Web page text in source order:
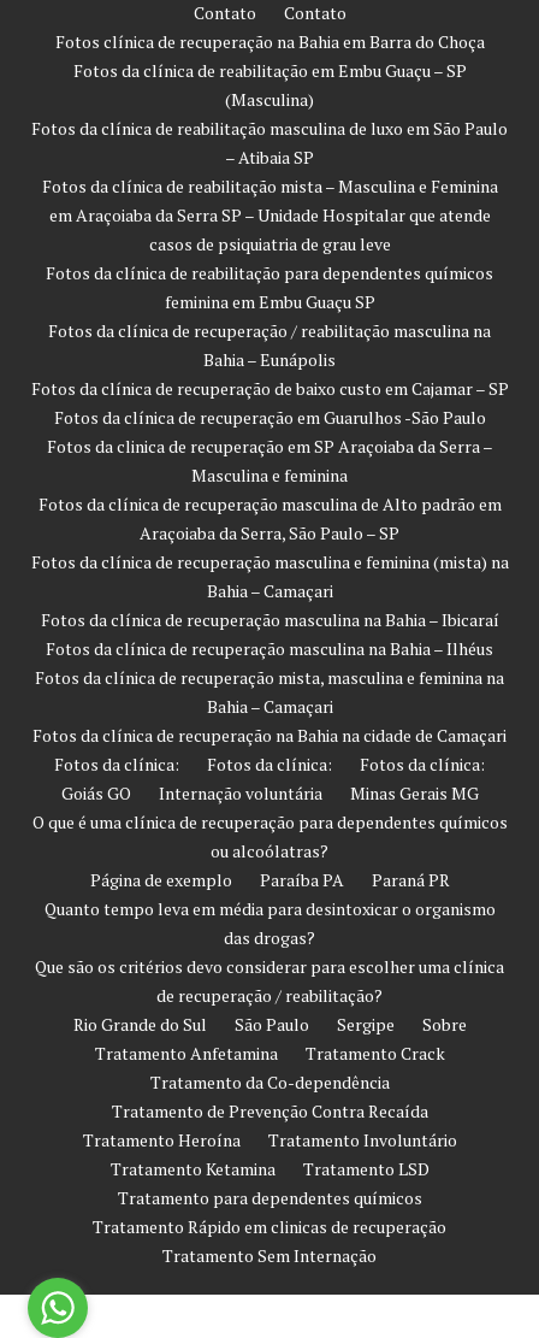
Contato
Contato
Fotos clínica de recuperação na Bahia em Barra do Choça
Fotos da clínica de reabilitação em Embu Guaçu – SP
(Masculina)
Fotos da clínica de reabilitação masculina de luxo em São Paulo
– Atibaia SP
Fotos da clínica de reabilitação mista – Masculina e Feminina
em Araçoiaba da Serra SP – Unidade Hospitalar que atende
casos de psiquiatria de grau leve
Fotos da clínica de reabilitação para dependentes químicos
feminina em Embu Guaçu SP
Fotos da clínica de recuperação / reabilitação masculina na
Bahia – Eunápolis
Fotos da clínica de recuperação de baixo custo em Cajamar – SP
Fotos da clínica de recuperação em Guarulhos -São Paulo
Fotos da clinica de recuperação em SP Araçoiaba da Serra –
Masculina e feminina
Fotos da clínica de recuperação masculina de Alto padrão em
Araçoiaba da Serra, São Paulo – SP
Fotos da clínica de recuperação masculina e feminina (mista) na
Bahia – Camaçari
Fotos da clínica de recuperação masculina na Bahia – Ibicaraí
Fotos da clínica de recuperação masculina na Bahia – Ilhéus
Fotos da clínica de recuperação mista, masculina e feminina na
Bahia – Camaçari
Fotos da clínica de recuperação na Bahia na cidade de Camaçari
Fotos da clínica:
Fotos da clínica:
Fotos da clínica:
Goiás GO
Internação voluntária
Minas Gerais MG
O que é uma clínica de recuperação para dependentes químicos
ou alcoólatras?
Página de exemplo
Paraíba PA
Paraná PR
Quanto tempo leva em média para desintoxicar o organismo
das drogas?
Que são os critérios devo considerar para escolher uma clínica
de recuperação / reabilitação?
Rio Grande do Sul
São Paulo Sergipe
Sobre
Tratamento Anfetamina
Tratamento Crack
Tratamento da Co-dependência
Tratamento de Prevenção Contra Recaída
Tratamento Heroína
Tratamento Involuntário
Tratamento Ketamina
Tratamento LSD
Tratamento para dependentes químicos
Tratamento Rápido em clinicas de recuperação
Tratamento Sem Internação